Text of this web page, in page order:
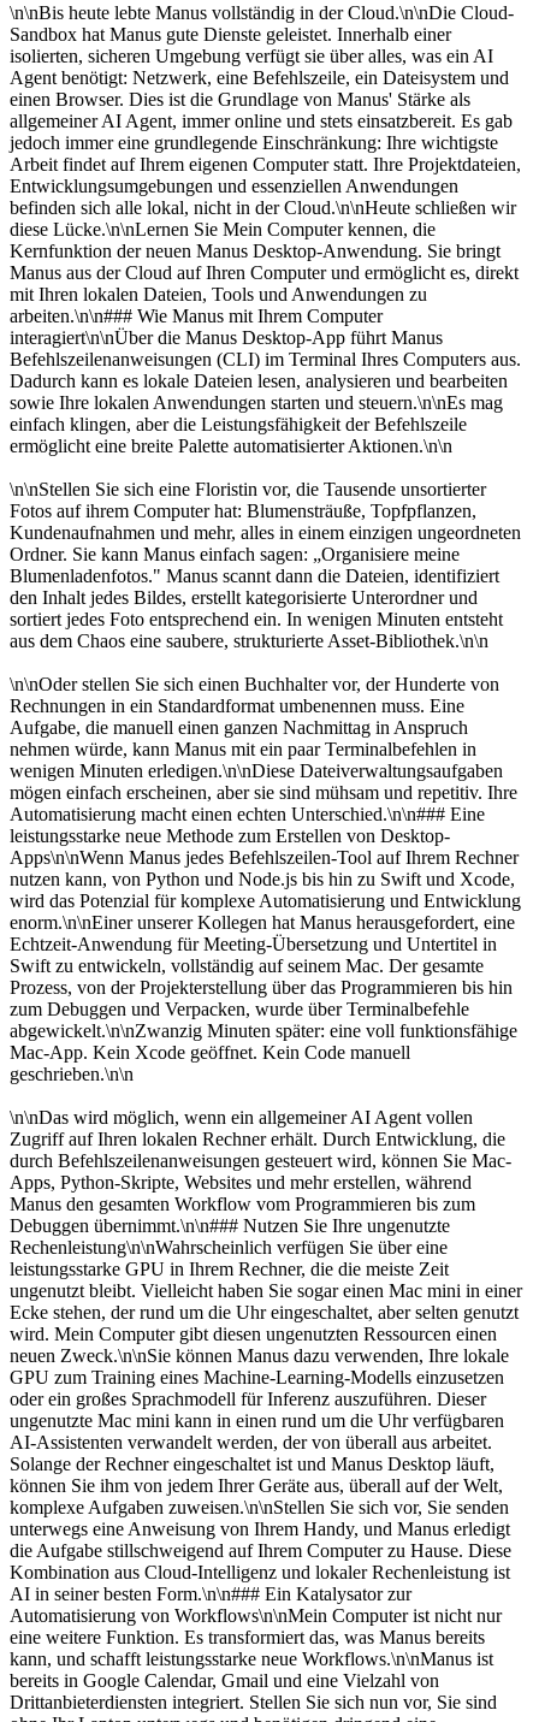
\n\nBis heute lebte Manus vollständig in der Cloud.\n\nDie Cloud-
Sandbox hat Manus gute Dienste geleistet. Innerhalb einer
isolierten, sicheren Umgebung verfügt sie über alles, was ein AI
Agent benötigt: Netzwerk, eine Befehlszeile, ein Dateisystem und
einen Browser. Dies ist die Grundlage von Manus' Stärke als
allgemeiner AI Agent, immer online und stets einsatzbereit. Es gab
jedoch immer eine grundlegende Einschränkung: Ihre wichtigste
Arbeit findet auf Ihrem eigenen Computer statt. Ihre Projektdateien,
Entwicklungsumgebungen und essenziellen Anwendungen
befinden sich alle lokal, nicht in der Cloud.\n\nHeute schließen wir
diese Lücke.\n\nLernen Sie Mein Computer kennen, die
Kernfunktion der neuen Manus Desktop-Anwendung. Sie bringt
Manus aus der Cloud auf Ihren Computer und ermöglicht es, direkt
mit Ihren lokalen Dateien, Tools und Anwendungen zu
arbeiten.\n\n### Wie Manus mit Ihrem Computer
interagiert\n\nÜber die Manus Desktop-App führt Manus
Befehlszeilenanweisungen (CLI) im Terminal Ihres Computers aus.
Dadurch kann es lokale Dateien lesen, analysieren und bearbeiten
sowie Ihre lokalen Anwendungen starten und steuern.\n\nEs mag
einfach klingen, aber die Leistungsfähigkeit der Befehlszeile
ermöglicht eine breite Palette automatisierter Aktionen.\n\n
\n\nStellen Sie sich eine Floristin vor, die Tausende unsortierter
Fotos auf ihrem Computer hat: Blumensträuße, Topfpflanzen,
Kundenaufnahmen und mehr, alles in einem einzigen ungeordneten
Ordner. Sie kann Manus einfach sagen: „Organisiere meine
Blumenladenfotos." Manus scannt dann die Dateien, identifiziert
den Inhalt jedes Bildes, erstellt kategorisierte Unterordner und
sortiert jedes Foto entsprechend ein. In wenigen Minuten entsteht
aus dem Chaos eine saubere, strukturierte Asset-Bibliothek.\n\n
\n\nOder stellen Sie sich einen Buchhalter vor, der Hunderte von
Rechnungen in ein Standardformat umbenennen muss. Eine
Aufgabe, die manuell einen ganzen Nachmittag in Anspruch
nehmen würde, kann Manus mit ein paar Terminalbefehlen in
wenigen Minuten erledigen.\n\nDiese Dateiverwaltungsaufgaben
mögen einfach erscheinen, aber sie sind mühsam und repetitiv. Ihre
Automatisierung macht einen echten Unterschied.\n\n### Eine
leistungsstarke neue Methode zum Erstellen von Desktop-
Apps\n\nWenn Manus jedes Befehlszeilen-Tool auf Ihrem Rechner
nutzen kann, von Python und Node.js bis hin zu Swift und Xcode,
wird das Potenzial für komplexe Automatisierung und Entwicklung
enorm.\n\nEiner unserer Kollegen hat Manus herausgefordert, eine
Echtzeit-Anwendung für Meeting-Übersetzung und Untertitel in
Swift zu entwickeln, vollständig auf seinem Mac. Der gesamte
Prozess, von der Projekterstellung über das Programmieren bis hin
zum Debuggen und Verpacken, wurde über Terminalbefehle
abgewickelt.\n\nZwanzig Minuten später: eine voll funktionsfähige
Mac-App. Kein Xcode geöffnet. Kein Code manuell
geschrieben.\n\n
\n\nDas wird möglich, wenn ein allgemeiner AI Agent vollen
Zugriff auf Ihren lokalen Rechner erhält. Durch Entwicklung, die
durch Befehlszeilenanweisungen gesteuert wird, können Sie Mac-
Apps, Python-Skripte, Websites und mehr erstellen, während
Manus den gesamten Workflow vom Programmieren bis zum
Debuggen übernimmt.\n\n### Nutzen Sie Ihre ungenutzte
Rechenleistung\n\nWahrscheinlich verfügen Sie über eine
leistungsstarke GPU in Ihrem Rechner, die die meiste Zeit
ungenutzt bleibt. Vielleicht haben Sie sogar einen Mac mini in einer
Ecke stehen, der rund um die Uhr eingeschaltet, aber selten genutzt
wird. Mein Computer gibt diesen ungenutzten Ressourcen einen
neuen Zweck.\n\nSie können Manus dazu verwenden, Ihre lokale
GPU zum Training eines Machine-Learning-Modells einzusetzen
oder ein großes Sprachmodell für Inferenz auszuführen. Dieser
ungenutzte Mac mini kann in einen rund um die Uhr verfügbaren
AI-Assistenten verwandelt werden, der von überall aus arbeitet.
Solange der Rechner eingeschaltet ist und Manus Desktop läuft,
können Sie ihm von jedem Ihrer Geräte aus, überall auf der Welt,
komplexe Aufgaben zuweisen.\n\nStellen Sie sich vor, Sie senden
unterwegs eine Anweisung von Ihrem Handy, und Manus erledigt
die Aufgabe stillschweigend auf Ihrem Computer zu Hause. Diese
Kombination aus Cloud-Intelligenz und lokaler Rechenleistung ist
AI in seiner besten Form.\n\n### Ein Katalysator zur
Automatisierung von Workflows\n\nMein Computer ist nicht nur
eine weitere Funktion. Es transformiert das, was Manus bereits
kann, und schafft leistungsstarke neue Workflows.\n\nManus ist
bereits in Google Calendar, Gmail und eine Vielzahl von
Drittanbieterdiensten integriert. Stellen Sie sich nun vor, Sie sind